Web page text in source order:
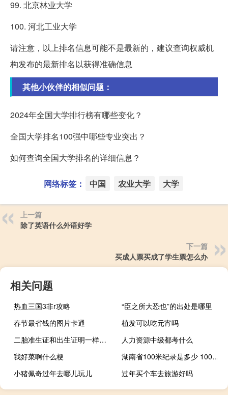
99. 北京林业大学
100. 河北工业大学
请注意，以上排名信息可能不是最新的，建议查询权威机
构发布的最新排名以获得准确信息
其他小伙伴的相似问题：
2024年全国大学排行榜有哪些变化？
全国大学排名100强中哪些专业突出？
如何查询全国大学排名的详细信息？
网络标签： 中国 农业大学 大学
上一篇
除了英语什么外语好学
下一篇
买成人票买成了学生票怎么办
相关问题
热血三国3非r攻略
“臣之所大恐也”的出处是哪里
春节最省钱的图片卡通
植发可以吃元宵吗
二胎准生证和出生证明一样吗 浙江单独二胎准生证办理流程
人力资源中级都考什么
我好菜啊什么梗
湖南省100米纪录是多少 100米短跑世界纪录
小猪佩奇过年去哪儿玩儿
过年买个车去旅游好吗